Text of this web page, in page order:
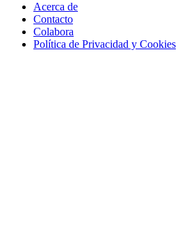
Acerca de
Contacto
Colabora
Política de Privacidad y Cookies